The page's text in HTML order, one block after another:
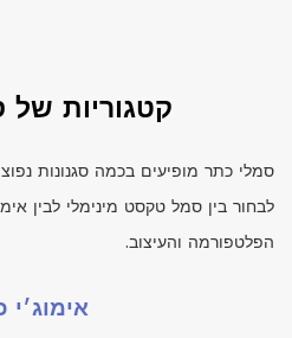
קטגוריות
סמלי כתר מופיעים בכמה סגנונות
לבחור בין סמל טקסט מינימלי לבין
הפלטפורמה והעיצוב.